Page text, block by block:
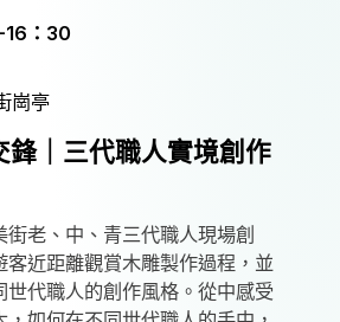
：30
崗亭
鋒｜三代職人實境創作
街老、中、青三代職人現場創
客近距離觀賞木雕製作過程，並
世代職人的創作風格。從中感受